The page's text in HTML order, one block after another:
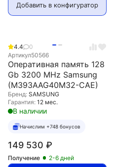
Добавить в конфигуратор
4.4
0
Артикул50566
Оперативная память 128
Gb 3200 MHz Samsung
(M393AAG40M32-CAE)
Бренд: SAMSUNG
Гарантия: 12 мес.
В наличии
Начислим +748 бонусов
149 530 ₽
Получение 2-6 дней